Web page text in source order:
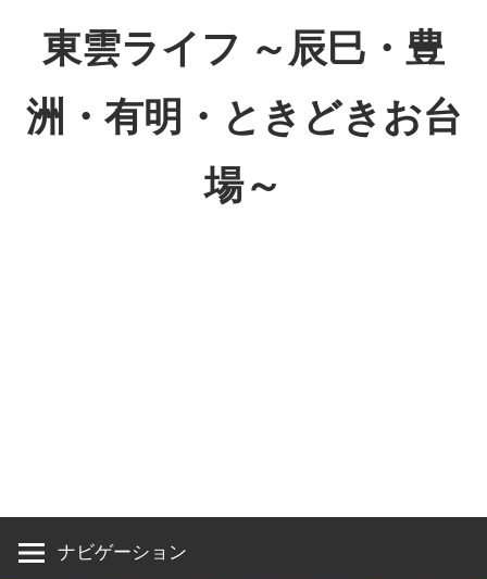
東雲ライフ ～辰巳・豊
洲・有明・ときどきお台
場～
洲・
有
ナビゲーション